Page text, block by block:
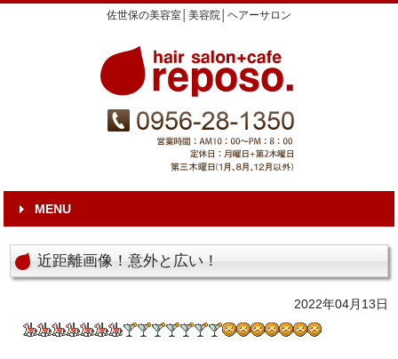
佐世保の美容室│美容院│ヘアーサロン
MENU
近距離画像！意外と広い！
2022年04月13日